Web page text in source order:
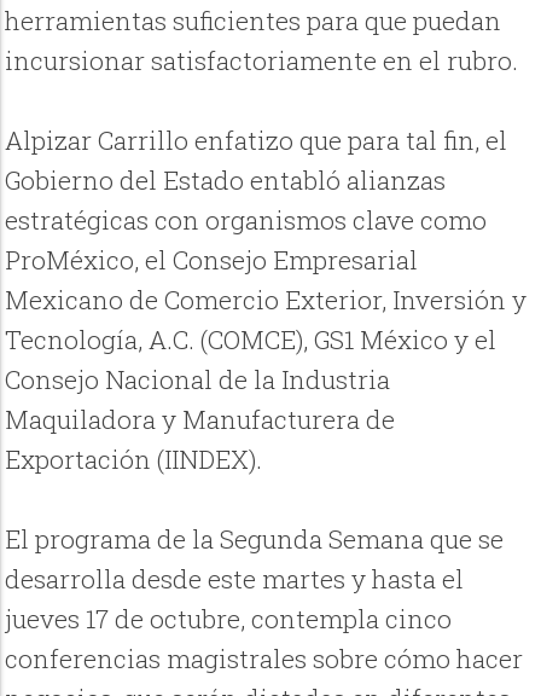
herramientas suficientes para que puedan
incursionar satisfactoriamente en el rubro.
Alpizar Carrillo enfatizo que para tal fin, el
Gobierno del Estado entabló alianzas
estratégicas con organismos clave como
ProMéxico, el Consejo Empresarial
Mexicano de Comercio Exterior, Inversión y
Tecnología, A.C. (COMCE), GS1 México y el
Consejo Nacional de la Industria
Maquiladora y Manufacturera de
Exportación (IINDEX).
El programa de la Segunda Semana que se
desarrolla desde este martes y hasta el
jueves 17 de octubre, contempla cinco
conferencias magistrales sobre cómo hacer